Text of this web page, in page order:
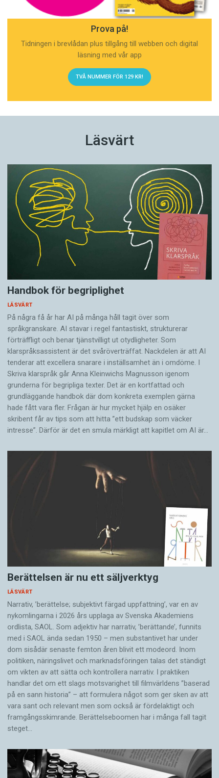
Prova på!
Tidningen i brevlådan plus tillgång till webben och digital
läsning med vår app
TVÅ NUMMER FÖR 129 KR!
Läsvärt
Handbok för begriplighet
LÄSVÄRT
På några få år har AI på många håll tagit över som
språkgranskare. AI stavar i regel fantastiskt, strukturerar
förträffligt och benar tjänstvilligt ut otydligheter. Som
klarspråksassistent är det svår­överträffat. Nack­delen är att AI
tenderar att excellera snarare i inställsamhet än i omdöme. I
Skriva klarspråk går Anna Kleinwichs Magnusson igenom
grunderna för begripliga texter. Det är en kortfattad och
grundläggande handbok där dom konkreta exemplen gärna
hade fått vara fler. Frågan är hur mycket hjälp en osäker
skribent får av tips som att hitta ”ett budskap som väcker
intresse”. Därför är det en smula märkligt att kapitlet om AI är…
Berättelsen är nu ett säljverktyg
LÄSVÄRT
Narrativ, ’berättelse; subjektivt färgad uppfattning’, var en av
nykomlingarna i 2026 års upplaga av Svenska Akademiens
ordlista, SAOL. Som adjektiv har narrativ, ’berättande’, funnits
med i SAOL ända sedan 1950 – men substantivet har under
dom sisådär senaste femton åren blivit ett modeord. Inom
politiken, näringslivet och marknadsföringen talas det ständigt
om vikten av att sätta och kontrollera narrativ. I praktiken
handlar det om ett slags motsvarighet till filmvärldens ”baserad
på en sann historia” – att formulera något som ger sken av att
vara sant och ­relevant men som också är fördelaktigt och
framgångsskimrande. Berättelseboomen har i många fall tagit
steget…